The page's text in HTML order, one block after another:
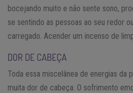
bocejando muito e não sente sono,
se sentindo as pessoas ao seu redor
carregado. Acender um incenso de
DOR DE CABEÇA
Toda essa miscelânea de energias da
muita dor de cabeça. O sofrimento